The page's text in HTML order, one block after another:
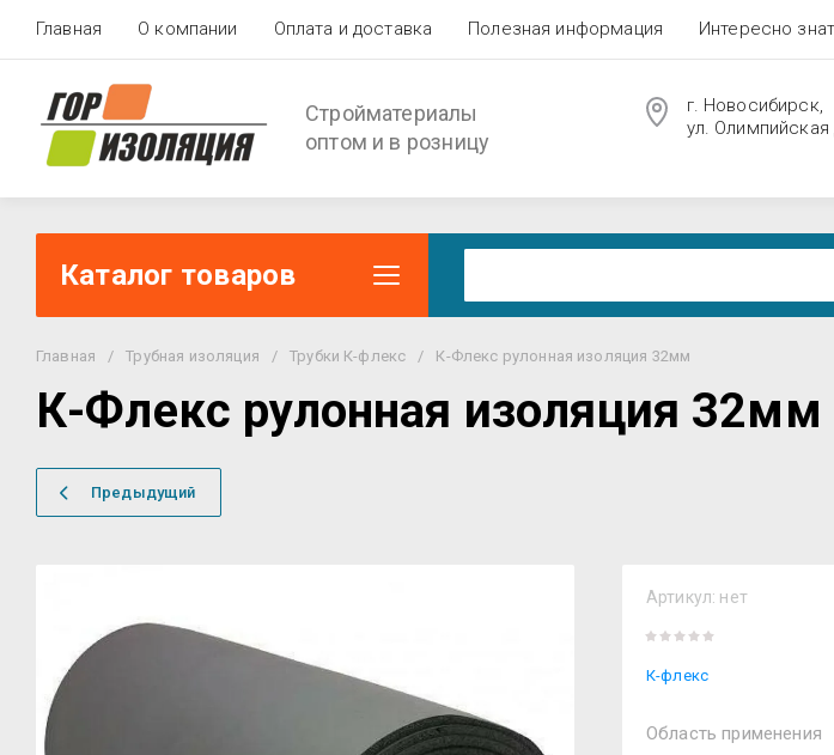
Главная О компании Оплата и доставка Полезная информация Интересно
Стройматериалы
оптом и в розницу
г. Новосибирск,
ул. Олимпийская
Каталог товаров
Главная / Трубная изоляция / Трубки К-флекс / К-Флекс рулонная изоляция 32мм
К-Флекс рулонная изоляция 32мм
Предыдущий
Артикул: нет
К-флекс
Область применения